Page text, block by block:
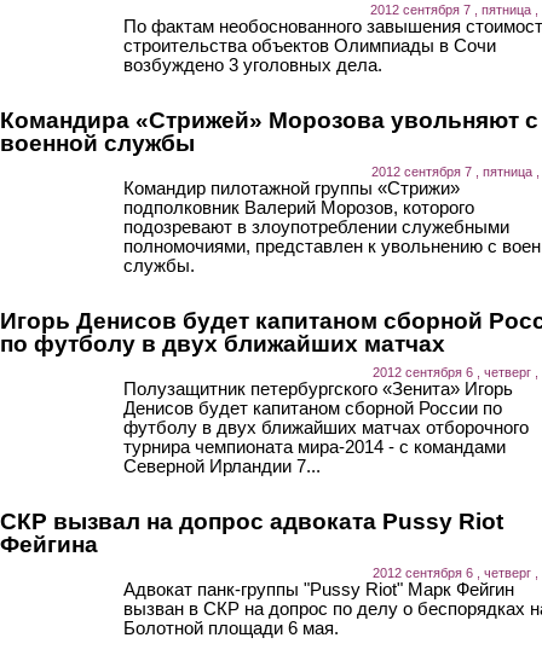
2012 сентября 7 , пятница ,
По фактам необоснованного завышения
строительства объектов Олимпиады в Сочи
возбуждено 3 уголовных дела.
Командира «Стрижей» Морозова увольняют с
военной службы
2012 сентября 7 , пятница ,
Командир пилотажной группы «Стрижи»
подполковник Валерий Морозов, которого
подозревают в злоупотреблении служебными
полномочиями, представлен к увольнению с
службы.
Игорь Денисов будет капитаном сборной
по футболу в двух ближайших матчах
2012 сентября 6 , четверг ,
Полузащитник петербургского «Зенита» Игорь
Денисов будет капитаном сборной России по
футболу в двух ближайших матчах отборочного
турнира чемпионата мира-2014 - с командами
Северной Ирландии 7...
СКР вызвал на допрос адвоката Pussy Riot
Фейгина
2012 сентября 6 , четверг ,
Адвокат панк-группы "Pussy Riot" Марк Фейгин
вызван в СКР на допрос по делу о беспорядках
Болотной площади 6 мая.